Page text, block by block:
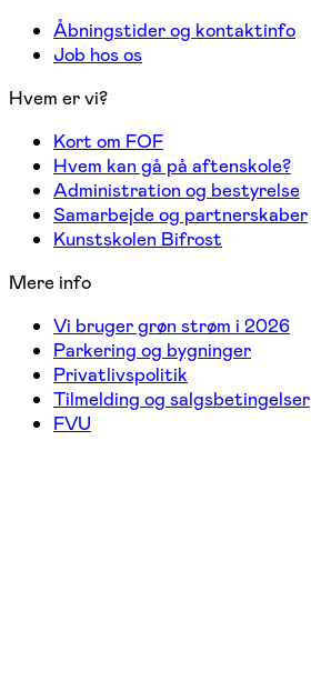
Åbningstider og kontaktinfo
Job hos os
Hvem er vi?
Kort om FOF
Hvem kan gå på aftenskole?
Administration og bestyrelse
Samarbejde og partnerskaber
Kunstskolen Bifrost
Mere info
Vi bruger grøn strøm i 2026
Parkering og bygninger
Privatlivspolitik
Tilmelding og salgsbetingelser
FVU